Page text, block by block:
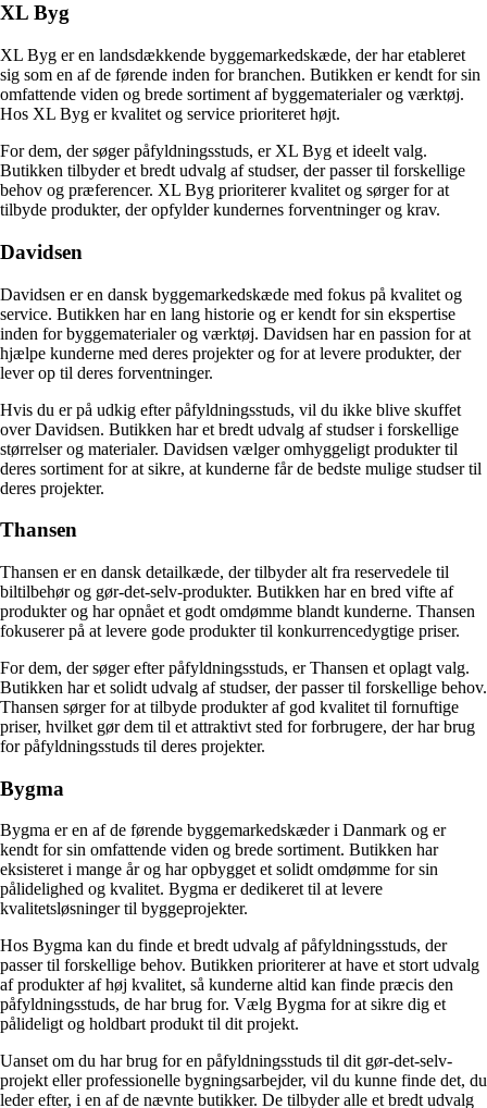
XL Byg
XL Byg er en landsdækkende byggemarkedskæde, der har etableret
sig som en af ​​de førende inden for branchen. Butikken er kendt for sin
omfattende viden og brede sortiment af byggematerialer og værktøj.
Hos XL Byg er kvalitet og service prioriteret højt.
For dem, der søger påfyldningsstuds, er XL Byg et ideelt valg.
Butikken tilbyder et bredt udvalg af studser, der passer til forskellige
behov og præferencer. XL Byg prioriterer kvalitet og sørger for at
tilbyde produkter, der opfylder kundernes forventninger og krav.
Davidsen
Davidsen er en dansk byggemarkedskæde med fokus på kvalitet og
service. Butikken har en lang historie og er kendt for sin ekspertise
inden for byggematerialer og værktøj. Davidsen har en passion for at
hjælpe kunderne med deres projekter og for at levere produkter, der
lever op til deres forventninger.
Hvis du er på udkig efter påfyldningsstuds, vil du ikke blive skuffet
over Davidsen. Butikken har et bredt udvalg af studser i forskellige
størrelser og materialer. Davidsen vælger omhyggeligt produkter til
deres sortiment for at sikre, at kunderne får de bedste mulige studser til
deres projekter.
Thansen
Thansen er en dansk detailkæde, der tilbyder alt fra reservedele til
biltilbehør og gør-det-selv-produkter. Butikken har en bred vifte af
produkter og har opnået et godt omdømme blandt kunderne. Thansen
fokuserer på at levere gode produkter til konkurrencedygtige priser.
For dem, der søger efter påfyldningsstuds, er Thansen et oplagt valg.
Butikken har et solidt udvalg af studser, der passer til forskellige behov.
Thansen sørger for at tilbyde produkter af god kvalitet til fornuftige
priser, hvilket gør dem til et attraktivt sted for forbrugere, der har brug
for påfyldningsstuds til deres projekter.
Bygma
Bygma er en af de førende byggemarkedskæder i Danmark og er
kendt for sin omfattende viden og brede sortiment. Butikken har
eksisteret i mange år og har opbygget et solidt omdømme for sin
pålidelighed og kvalitet. Bygma er dedikeret til at levere
kvalitetsløsninger til byggeprojekter.
Hos Bygma kan du finde et bredt udvalg af påfyldningsstuds, der
passer til forskellige behov. Butikken prioriterer at have et stort udvalg
af produkter af høj kvalitet, så kunderne altid kan finde præcis den
påfyldningsstuds, de har brug for. Vælg Bygma for at sikre dig et
pålideligt og holdbart produkt til dit projekt.
Uanset om du har brug for en påfyldningsstuds til dit gør-det-selv-
projekt eller professionelle bygningsarbejder, vil du kunne finde det, du
leder efter, i en af de nævnte butikker. De tilbyder alle et bredt udvalg